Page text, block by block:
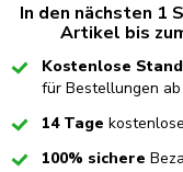
In den nächsten 1
Artikel bis
CheckedKostenlose
für Bestellungen
Checked14 Tage
Checked100% sichere